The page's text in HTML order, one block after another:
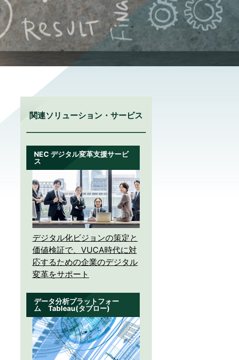
関連ソリューション・サービス
NEC デジタル変革支援サービ
ス
デジタル化ビジョンの策定と
価値検証で、VUCA時代に対
応するための企業のデジタル
変革をサポート
データ分析プラットフォー
ム Tableau(タブロー)